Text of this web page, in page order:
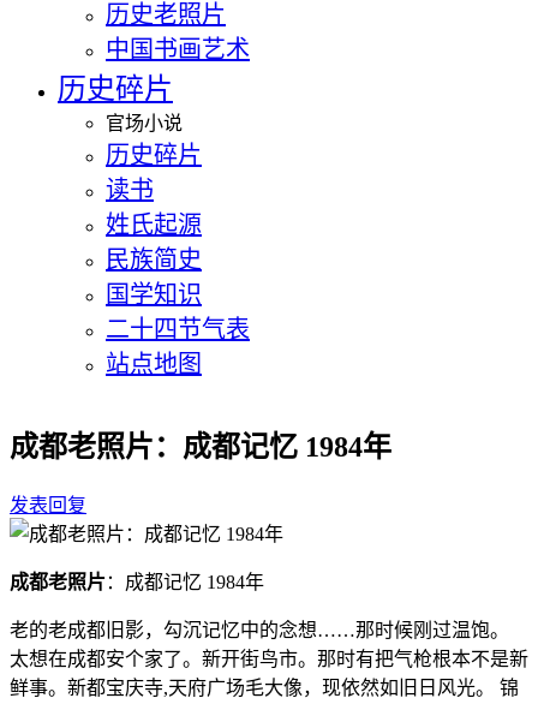
历史老照片
中国书画艺术
历史碎片
官场小说
历史碎片
读书
姓氏起源
民族简史
国学知识
二十四节气表
站点地图
成都老照片：成都记忆 1984年
发表回复
成都老照片：成都记忆 1984年
老的老成都旧影，勾沉记忆中的念想……那时候刚过温饱。
太想在成都安个家了。新开街鸟市。那时有把气枪根本不是新
鲜事。新都宝庆寺,天府广场毛大像，现依然如旧日风光。 锦